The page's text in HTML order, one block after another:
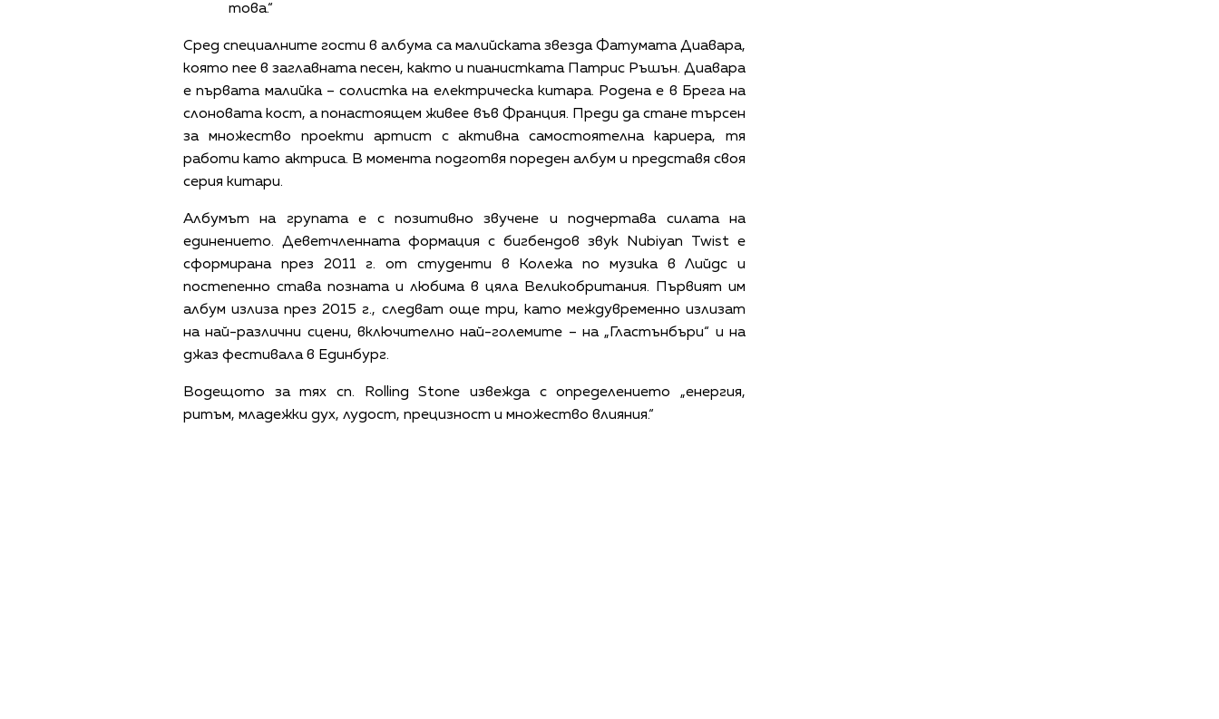
това.“
Сред специалните гости в албума са малийската звезда Фатумата Диавара,
която пее в заглавната песен, както и пианистката Патрис Ръшън. Диавара
е първата малийка – солистка на електрическа китара. Родена е в Брега на
слоновата кост, а понастоящем живее във Франция. Преди да стане търсен
за множество проекти артист с активна самостоятелна кариера, тя
работи като актриса. В момента подготвя пореден албум и представя своя
серия китари.
Албумът на групата е с позитивно звучене и подчертава силата на
единението. Деветчленната формация с бигбендов звук Nubiyan Twist е
сформирана през 2011 г. от студенти в Колежа по музика в Лийдс и
постепенно става позната и любима в цяла Великобритания. Първият им
албум излиза през 2015 г., следват още три, като междувременно излизат
на най-различни сцени, включително най-големите – на „Гластънбъри“ и на
джаз фестивала в Единбург.
Водещото за тях сп. Rolling Stone извежда с определението „енергия,
ритъм, младежки дух, лудост, прецизност и множество влияния.“